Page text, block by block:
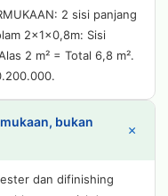
2 sisi panjang
2x1x0,8m: Sisi
2 m² = Total 6,8 m².
bukan
+
dan difinishing